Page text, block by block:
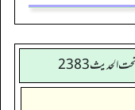
الحديث2383